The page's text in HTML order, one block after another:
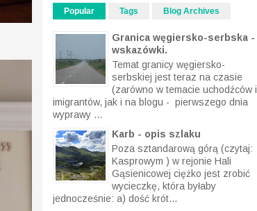
Popular Tags Blog Archives
Granica węgiersko-serbska -
wskazówki.
Temat granicy węgiersko-
serbskiej jest teraz na czasie
(zarówno w temacie uchodźców i
imigrantów, jak i na blogu - pierwszego dnia
wyprawy ...
Karb - opis szlaku
Poza sztandarową górą (czytaj:
Kasprowym ) w rejonie Hali
Gąsienicowej ciężko jest zrobić
wycieczkę, która byłaby
jednocześnie: a) dość krót...